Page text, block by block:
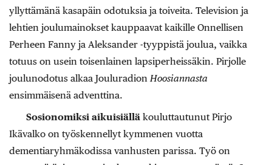
yllyttämänä kasapäin odotuksia ja toiveita. Television ja
lehtien joulumainokset kauppaavat kaikille Onnellisen
Perheen Fanny ja Aleksander -tyyppistä joulua, vaikka
totuus on usein toisenlainen lapsiperheissäkin. Pirjolle
joulunodotus alkaa Jouluradion Hoosiannasta
ensimmäisenä adventtina.
Sosionomiksi aikuisiällä kouluttautunut Pirjo
Ikävalko on työskennellyt kymmenen vuotta
dementiaryhmäkodissa vanhusten parissa. Työ on